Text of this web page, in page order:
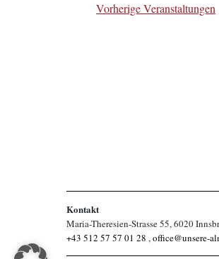
VorherigeVeranstaltungen
Kontakt
Maria-Theresien-Strasse 55, 6020
+43 512 57 57 01 28 ,office@unsere-